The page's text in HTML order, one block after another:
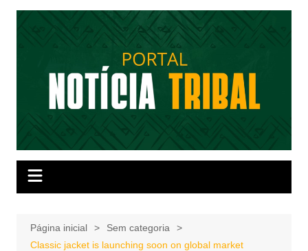
Página inicial
Sem categoria
Classic jacket is launching soon on global market